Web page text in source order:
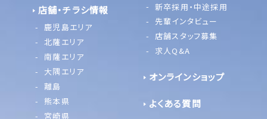
店舗・チラシ情報
鹿児島エリア
北薩エリア
南薩エリア
大隅エリア
離島
熊本県
宮崎県
新卒採用・中途採用
先輩インタビュー
店舗スタッフ募集
求人Q&A
オンラインショップ
よくある質問